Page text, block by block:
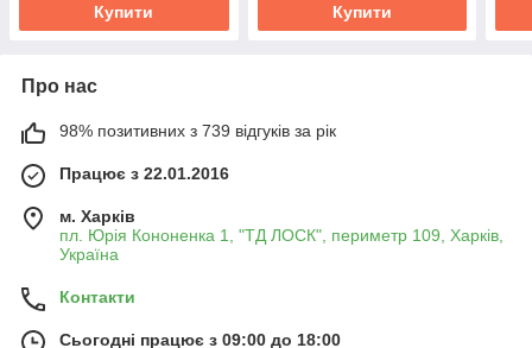
Купити Купити
Про нас
98% позитивних з 739 відгуків за рік
Працює з 22.01.2016
м. Харків
пл. Юрія Кононенка 1, "ТД ЛОСК", периметр 109, Харків,
Україна
Контакти
Сьогодні працює з 09:00 до 18:00